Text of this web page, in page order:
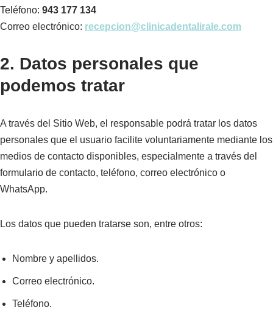
Teléfono: 943 177 134
Correo electrónico: recepcion@clinicadentalirale.com
2. Datos personales que
podemos tratar
A través del Sitio Web, el responsable podrá tratar los datos
personales que el usuario facilite voluntariamente mediante los
medios de contacto disponibles, especialmente a través del
formulario de contacto, teléfono, correo electrónico o
WhatsApp.
Los datos que pueden tratarse son, entre otros:
Nombre y apellidos.
Correo electrónico.
Teléfono.